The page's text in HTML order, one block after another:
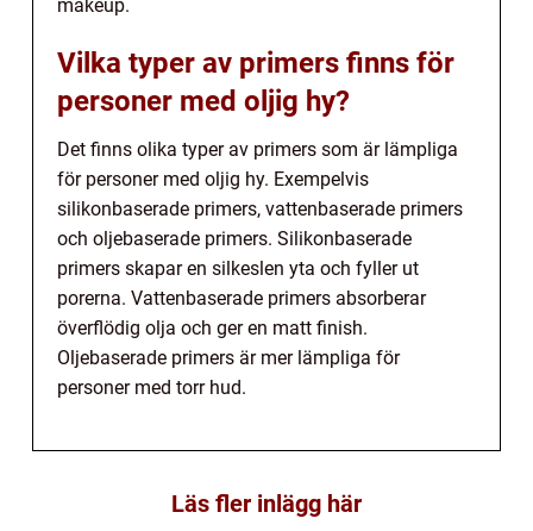
makeup.
Vilka typer av primers finns för
personer med oljig hy?
Det finns olika typer av primers som är lämpliga
för personer med oljig hy. Exempelvis
silikonbaserade primers, vattenbaserade primers
och oljebaserade primers. Silikonbaserade
primers skapar en silkeslen yta och fyller ut
porerna. Vattenbaserade primers absorberar
överflödig olja och ger en matt finish.
Oljebaserade primers är mer lämpliga för
personer med torr hud.
Läs fler inlägg här